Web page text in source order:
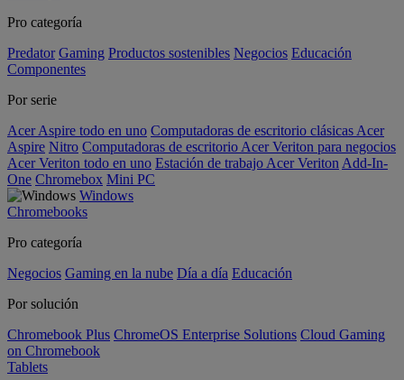
Pro categoría
Predator Gaming Productos sostenibles Negocios Educación
Componentes
Por serie
Acer Aspire todo en uno Computadoras de escritorio clásicas Acer
Aspire Nitro Computadoras de escritorio Acer Veriton para negocios
Acer Veriton todo en uno Estación de trabajo Acer Veriton Add-In-
One Chromebox Mini PC
Windows
Chromebooks
Pro categoría
Negocios Gaming en la nube Día a día Educación
Por solución
Chromebook Plus ChromeOS Enterprise Solutions Cloud Gaming
on Chromebook
Tablets